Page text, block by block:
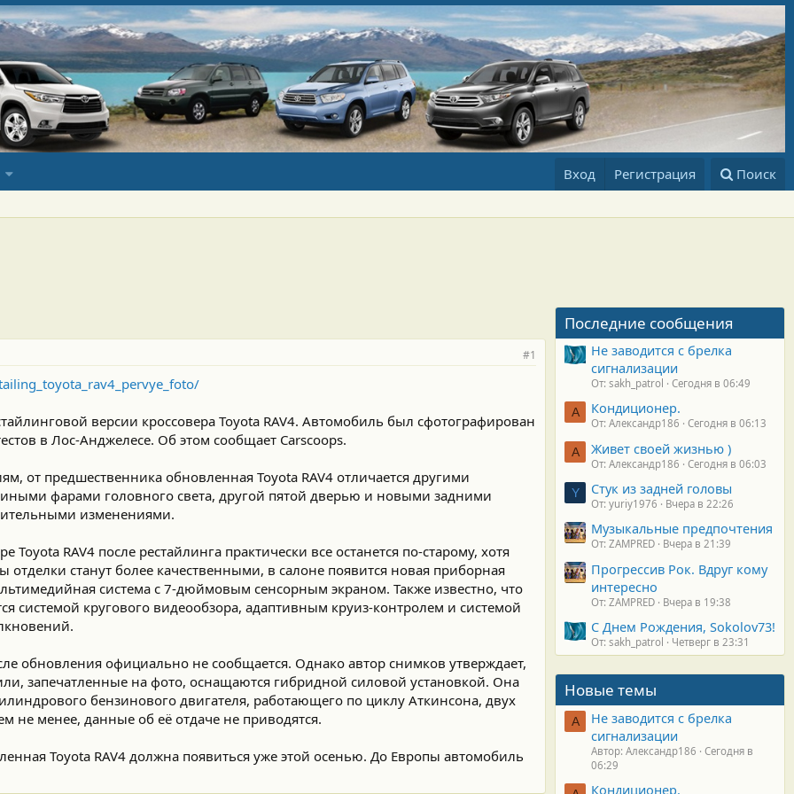
Вход Регистрация Поиск
#1
версии кроссовера Toyota RAV4. Автомобиль был сфотографирован
в Лос-Анджелесе. Об этом сообщает Carscoops.
от предшественника обновленная Toyota RAV4 отличается другими
фарами головного света, другой пятой дверью и новыми задними
изменениями.
Toyota RAV4 после рестайлинга практически все останется по-старому, хотя
станут более качественными, в салоне появится новая приборная
система с 7-дюймовым сенсорным экраном. Также известно, что
системой кругового видеообзора, адаптивным круиз-контролем и системой
обновления официально не сообщается. Однако автор снимков утверждает,
запечатленные на фото, оснащаются гибридной силовой установкой. Она
бензинового двигателя, работающего по циклу Аткинсона, двух
не менее, данные об её отдаче не приводятся.
Toyota RAV4 должна появиться уже этой осенью. До Европы автомобиль
Последние сообщения
Не заводится с брелка
сигнализации
От: sakh_patrol Сегодня в 06:49
А Кондиционер.
От: Александр186 Сегодня в 06:13
А Живет своей жизнью )
От: Александр186 Сегодня в 06:03
Y Стук из задней головы
От: yuriy1976 Вчера в 22:26
Музыкальные предпочтения
От: ZAMPRED Вчера в 21:39
Прогрессив Рок. Вдруг кому
интересно
От: ZAMPRED Вчера в 19:38
С Днем Рождения, Sokolov73!
От: sakh_patrol Четверг в 23:31
Новые темы
А
Не заводится с брелка
сигнализации
Автор: Александр186
Сегодня в
06:29
Кондиционер.